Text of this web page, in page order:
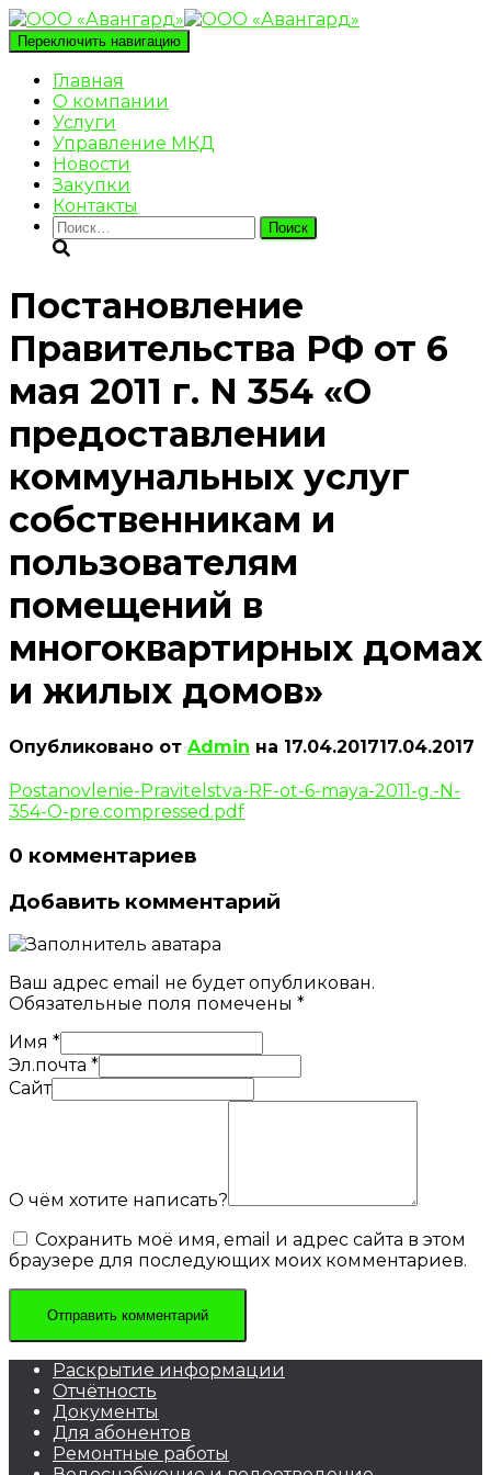
Переключить навигацию
Главная
О компании
Услуги
Управление МКД
Новости
Закупки
Контакты
Найти:
Постановление
Правительства РФ от 6
мая 2011 г. N 354 «О
предоставлении
коммунальных услуг
собственникам и
пользователям
помещений в
многоквартирных домах
и жилых домов»
Опубликовано от Admin на 17.04.201717.04.2017
Postanovlenie-Pravitelstva-RF-ot-6-maya-2011-g.-N-
354-O-pre.compressed.pdf
0 комментариев
Добавить комментарий
Ваш адрес email не будет опубликован.
Обязательные поля помечены *
Имя *
Эл.почта *
Сайт
О чём хотите написать?
Сохранить моё имя, email и адрес сайта в этом
браузере для последующих моих комментариев.
Раскрытие информации
Отчётность
Документы
Для абонентов
Ремонтные работы